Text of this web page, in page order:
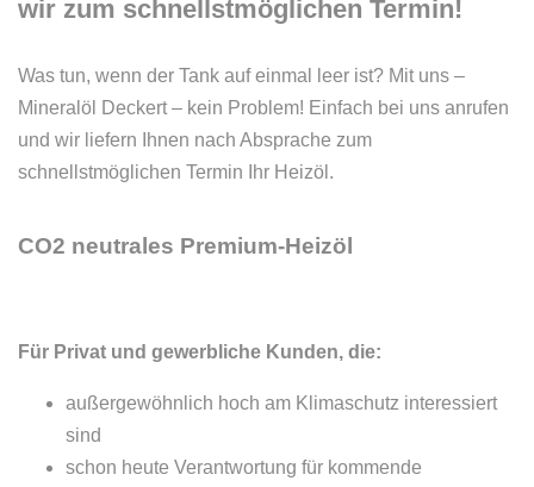
wir zum schnellstmöglichen Termin!
Was tun, wenn der Tank auf einmal leer ist? Mit uns –
Mineralöl Deckert – kein Problem! Einfach bei uns anrufen
und wir liefern Ihnen nach Absprache zum
schnellstmöglichen Termin Ihr Heizöl.
CO2 neutrales Premium-Heizöl
Für Privat und gewerbliche Kunden, die:
außergewöhnlich hoch am Klimaschutz interessiert
sind
schon heute Verantwortung für kommende